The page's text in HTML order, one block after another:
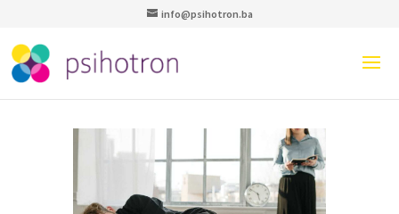
info@psihotron.ba